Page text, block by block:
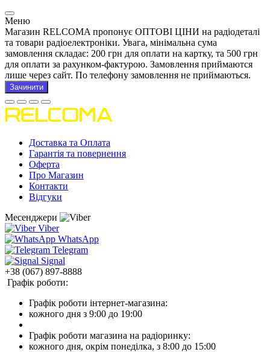
Меню
Магазин RELCOMA пропонує ОПТОВІ ЦІНИ на радіодеталі
та товари радіоелектроніки. Увага, мінімальна сума
замовлення складає: 200 грн для оплати на картку, та 500 грн
для оплати за рахунком-фактурою. Замовлення приймаются
лише через сайт. По телефону замовлення не приймаються.
Зачинити
Доставка та Оплата
Гарантія та повернення
Оферта
Про Магазин
Контакти
Відгуки
Месенджери
Viber
WhatsApp
Telegram
Signal
+38 (067) 897-8888
Графік роботи:
Графік роботи інтернет-магазина:
кожного дня з 9:00 до 19:00
Графік роботи магазина на радіоринку:
кожного дня, окрім понеділка, з 8:00 до 15:00